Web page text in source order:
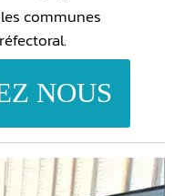
communes
NOUS